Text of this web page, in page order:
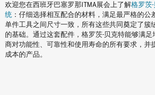
欢迎您在西班牙巴塞罗那ITMA展会上了解格罗茨
统 ：仔细选择相互配合的材料，满足最严格的公
单件工具之间尺寸一致，所有这些共同奠定了簇
的基础。通过这套配件，格罗茨-贝克特能够满
商对功能性、可靠性和使用寿命的所有要求，并
成本的产品。